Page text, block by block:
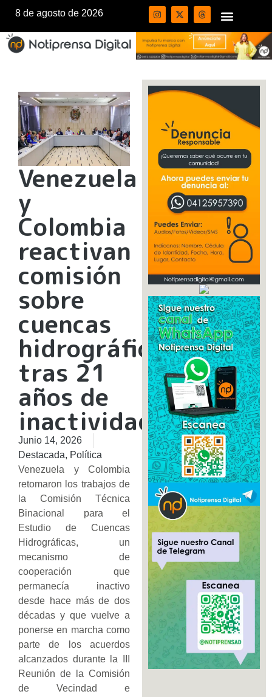
8 de agosto de 2026
Venezuela
y
Colombia
reactivan
comisión
sobre
cuencas
hidrográficas
tras 21
años de
inactividad
Junio 14, 2026
Destacada, Política
Venezuela y Colombia
retomaron los trabajos de
la Comisión Técnica
Binacional para el
Estudio de Cuencas
Hidrográficas, un
mecanismo de
cooperación que
permanecía inactivo
desde hace más de dos
décadas y que vuelve a
ponerse en marcha como
parte de los acuerdos
alcanzados durante la III
Reunión de la Comisión
de Vecindad e